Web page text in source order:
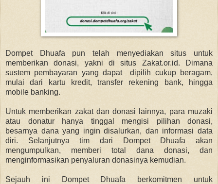
Dompet Dhuafa pun telah menyediakan situs untuk
memberikan donasi, yakni di situs Zakat.or.id. Dimana
sustem pembayaran yang dapat dipilih cukup beragam,
mulai dari kartu kredit, transfer rekening bank, hingga
mobile banking.
Untuk memberikan zakat dan donasi lainnya, para muzaki
atau donatur hanya tinggal mengisi pilihan donasi,
besarnya dana yang ingin disalurkan, dan informasi data
diri. Selanjutnya tim dari Dompet Dhuafa akan
mengumpulkan, memberi total dana donasi, dan
menginformasikan penyaluran donasinya kemudian.
Sejauh ini Dompet Dhuafa berkomitmen untuk